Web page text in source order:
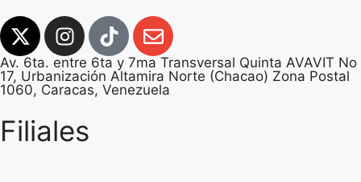
Av. 6ta. entre 6ta y 7ma Transversal Quinta AVAVIT No
17, Urbanización Altamira Norte (Chacao) Zona Postal
1060, Caracas, Venezuela
Filiales